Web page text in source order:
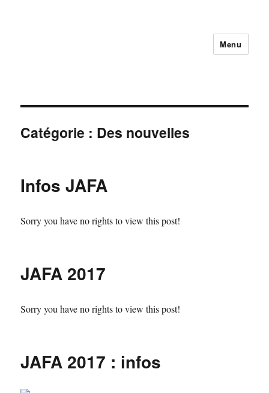
Menu
Catégorie : Des nouvelles
Infos JAFA
Sorry you have no rights to view this post!
JAFA 2017
Sorry you have no rights to view this post!
JAFA 2017 : infos